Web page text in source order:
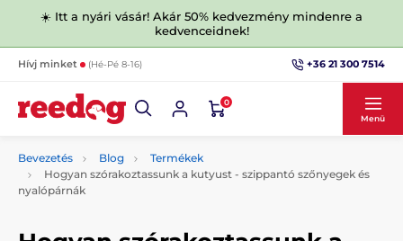
☀️ Itt a nyári vásár! Akár 50% kedvezmény mindenre a
kedvenceidnek!
Hívj minket (Hé-Pé 8-16) +36 21 300 7514
0
Menü
Bevezetés Blog
Termékek
Hogyan szórakoztassunk a kutyust - szippantó szőnyegek és
nyalópárnák